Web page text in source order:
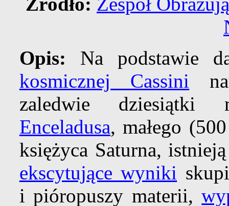
Opis: Na podstawie
kosmicznej Cassini
zaledwie dziesiątki
Enceladusa, małego
księżyca Saturna,
ekscytujące wyniki
i pióropuszy materii,